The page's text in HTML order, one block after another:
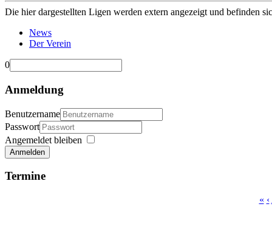
Die hier dargestellten Ligen werden extern angezeigt und befinden
News
Der Verein
0
Anmeldung
Benutzername
Passwort
Angemeldet bleiben
Anmelden
Termine
« ‹